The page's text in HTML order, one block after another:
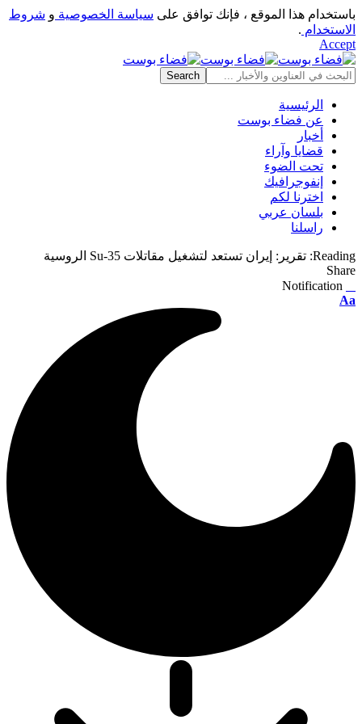
باستخدام هذا الموقع ، فإنك توافق على سياسة الخصوصية و شروط
الاستخدام .
Accept
الرئيسية
عن فضاء بوست
أخبار
قضايا وآراء
تحت الضوء
إنفوجرافيك
اخترنا لكم
بلسان عربي
راسلنا
Reading: تقرير: إيران تستعد لتشغيل مقاتلات Su-35 الروسية
Share
Notification
Font
Aa